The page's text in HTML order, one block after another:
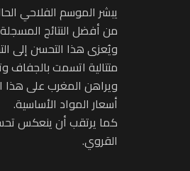
من أفضل النتائج
ويُعزى هذا التحسن إلى
متتالية اتسمت بالجفاف
ويراهن المغرب على هذا
أسعار المواد الأساسية.
كما يرتقب أن ينعكس
القروي.